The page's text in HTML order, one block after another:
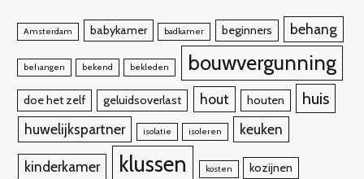
Amsterdam babykamer badkamer beginners behang
behangen bekend bekleden bouwvergunning
doe het zelf geluidsoverlast hout houten huis
huwelijkspartner isolatie isoleren keuken
kinderkamer klussen kosten kozijnen